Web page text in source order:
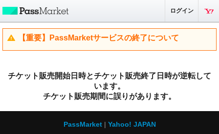
ログイン
【重要】PassMarketサービスの終了について
チケット販売開始日時とチケット販売終了日時が逆転して
います。
チケット販売期間に誤りがあります。
PassMarket
Yahoo! JAPAN